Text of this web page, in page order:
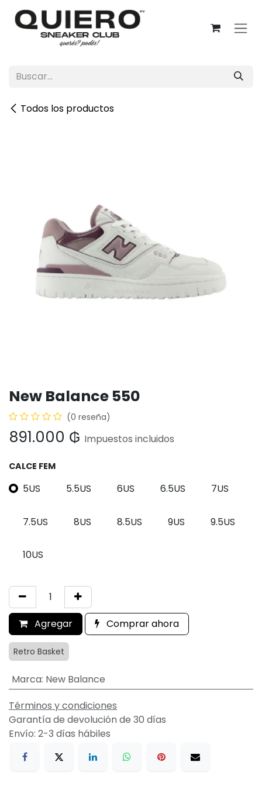
Ir al contenido
Todos los productos
New Balance 550
(0 reseña)
891.000 ₲ Impuestos incluidos
CALCE FEM
5US 5.5US 6US 6.5US 7US
7.5US 8US 8.5US 9US 9.5US
10US
Agregar Comprar ahora
Retro Basket
Marca: New Balance
Términos y condiciones
Garantía de devolución de 30 días
Envío: 2-3 días hábiles